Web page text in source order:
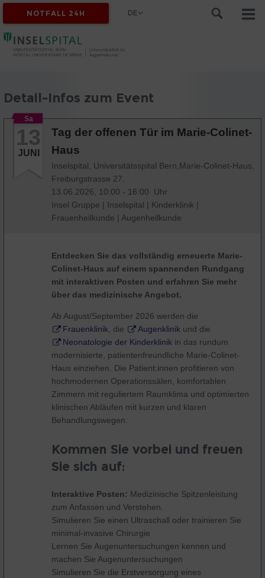
NOTFALL 24H DE
Detail-Infos zum Event
Sa
13
JUNI
Tag der offenen Tür im Marie-Colinet-
Haus
Inselspital, Universitätsspital Bern,Marie-Colinet-Haus,
Freiburgstrasse 27,
13.06.2026, 10:00 - 16:00 Uhr
Insel Gruppe | Inselspital | Kinderklinik |
Frauenheilkunde | Augenheilkunde
Entdecken Sie das vollständig erneuerte Marie-
Colinet-Haus auf einem spannenden Rundgang
mit interaktiven Posten und erfahren Sie mehr
über das medizinische Angebot.
Ab August/September 2026 werden die
Frauenklinik , die Augenklinik und die
Neonatologie der Kinderklinik in das rundum
modernisierte, patientenfreundliche Marie-Colinet-
Haus einziehen. Die Patient:innen profitieren von
hochmodernen Operationssälen, komfortablen
Zimmern mit reguliertem Raumklima und optimierten
klinischen Abläufen mit kurzen und klaren
Behandlungswegen.
Kommen Sie vorbei und freuen
Sie sich auf:
Interaktive Posten: Medizinische Spitzenleistung
zum Anfassen und Verstehen.
Simulieren Sie einen Ultraschall oder trainieren Sie
minimal-invasive Chirurgie
Lernen Sie Augenuntersuchungen kennen und
machen Sie Augenuntersuchungen
Simulieren Sie die Erstversorgung eines